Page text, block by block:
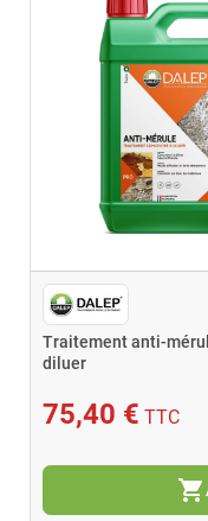
Traitement anti-
diluer
75,40 € TTC
shopping_cart